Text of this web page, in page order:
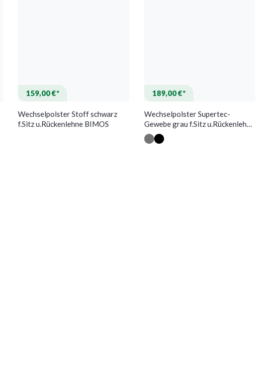
159,00 €*
Wechselpolster Stoff schwarz
f.Sitz u.Rückenlehne BIMOS
189,00 €*
Wechselpolster Supertec-
Gewebe grau f.Sitz u.Rückenlehne
BIMOS